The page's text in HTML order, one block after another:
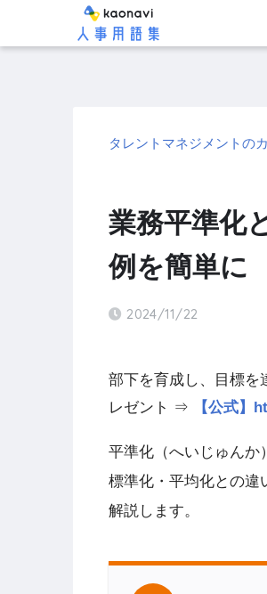
タレントマネジメントの
業務平準化
例を簡単に
2024/11/22
部下を育成し、目標を
レゼント ⇒
【公式】
平準化（へいじゅんか
標準化・平均化との違
解説します。